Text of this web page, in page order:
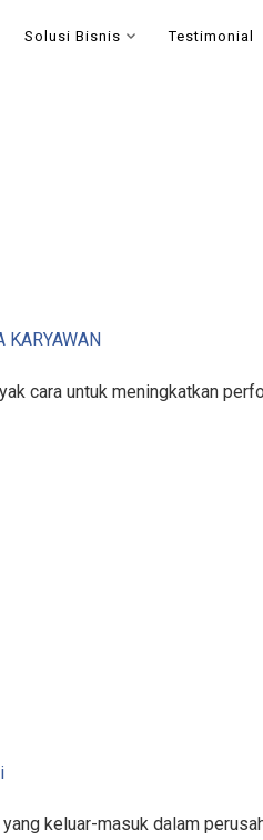
Solusi Bisnis Testimonial
KARYAWAN
cara untuk meningkatkan
keluar-masuk dalam